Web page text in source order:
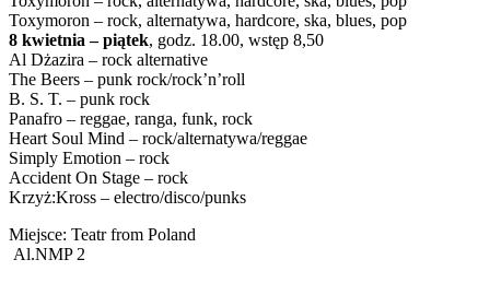
Toxymoron – rock, alternatywa, hardcore, ska, blues, pop
8 kwietnia – piątek, godz. 18.00, wstęp 8,50
Al Dżazira – rock alternative
The Beers – punk rock/rock’n’roll
B. S. T. – punk rock
Panafro – reggae, ranga, funk, rock
Heart Soul Mind – rock/alternatywa/reggae
Simply Emotion – rock
Accident On Stage – rock
Krzyż:Kross – electro/disco/punks
Miejsce: Teatr from Poland
Al.NMP 2